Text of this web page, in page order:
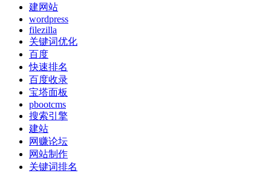
建网站
wordpress
filezilla
关键词优化
百度
快速排名
百度收录
宝塔面板
pbootcms
搜索引擎
建站
网赚论坛
网站制作
关键词排名